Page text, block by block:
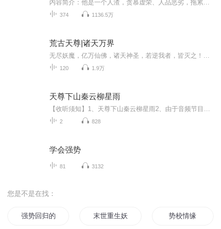
374 1136.5万
荒古天尊|诸天万界
120 1.9万
天尊下山秦云柳星雨
2 828
学会强势
81 3132
您是不是在找：
强势回归的他 末世重生妖孽帝少强势宠势校情缘